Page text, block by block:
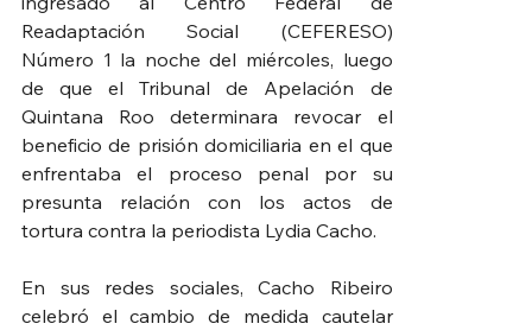
Readaptación Social (CEFERESO)
Número 1 la noche del miércoles, luego
de que el Tribunal de Apelación de
Quintana Roo determinara revocar el
beneficio de prisión domiciliaria en el que
enfrentaba el proceso penal por su
presunta relación con los actos de
tortura contra la periodista Lydia Cacho.
En sus redes sociales, Cacho Ribeiro
celebró el cambio de medida cautelar